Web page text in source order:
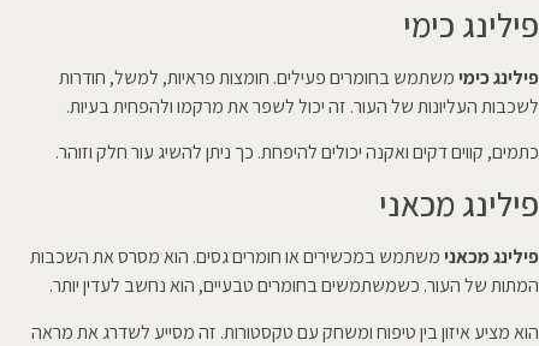
פילינג כימי
פילינג כימי משתמש בחומרים פעילים. חומצות פראיות, למשל, חודרות
לשכבות העליונות של העור. זה יכול לשפר את מרקמו ולהפחית בעיות.
כתמים, קווים דקים ואקנה יכולים להיפחת. כך ניתן להשיג עור חלק וזוהר.
פילינג מכאני
פילינג מכאני משתמש במכשירים או חומרים גסים. הוא מסרס את השכבות
המתות של העור. כשמשתמשים בחומרים טבעיים, הוא נחשב לעדין יותר.
הוא מציע איזון בין טיפוח ומשחק עם טקסטורות. זה מסייע לשדרג את מראה